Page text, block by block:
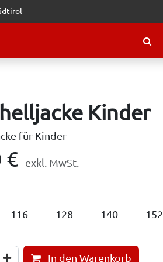
ÜBER LELY
Kinder
für Kinder
€ exkl. MwSt.
116 128 140 152
In den Warenkorb